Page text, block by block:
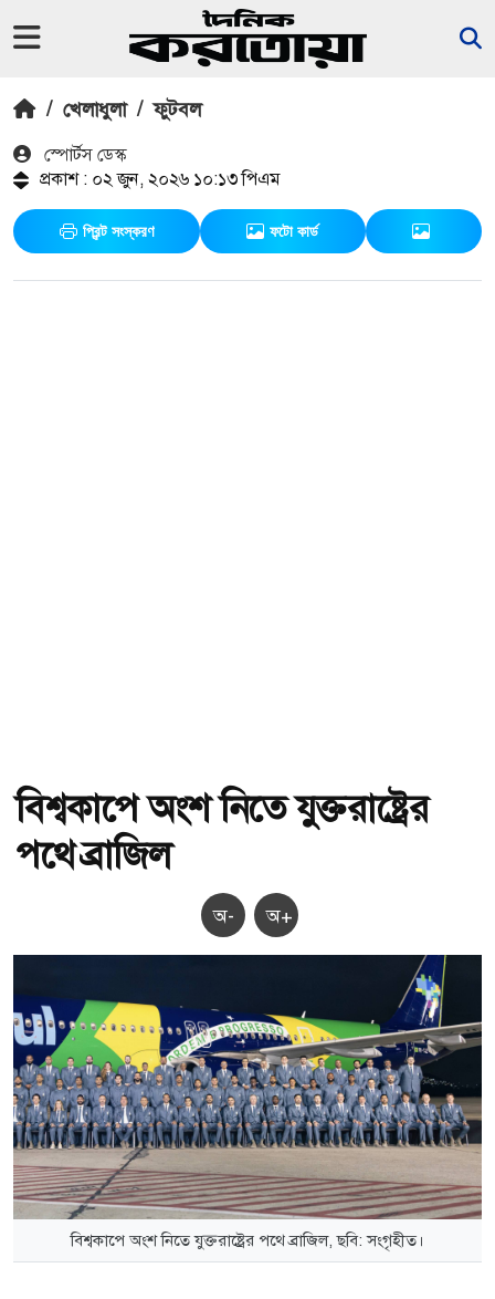
/ খেলাধুলা / ফুটবল
স্পোর্টস ডেস্ক
প্রকাশ : ০২ জুন, ২০২৬ ১০:১৩ পিএম
প্রিন্ট সংস্করণ ফটো কার্ড
বিশ্বকাপে অংশ নিতে যুক্তরাষ্ট্রের
পথে ব্রাজিল
অ- অ+
বিশ্বকাপে অংশ নিতে যুক্তরাষ্ট্রের পথে ব্রাজিল, ছবি: সংগৃহীত।